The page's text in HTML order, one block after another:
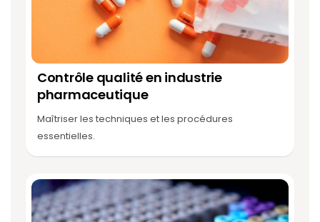
Contrôle qualité en industrie
pharmaceutique
Maîtriser les techniques et les procédures
essentielles.